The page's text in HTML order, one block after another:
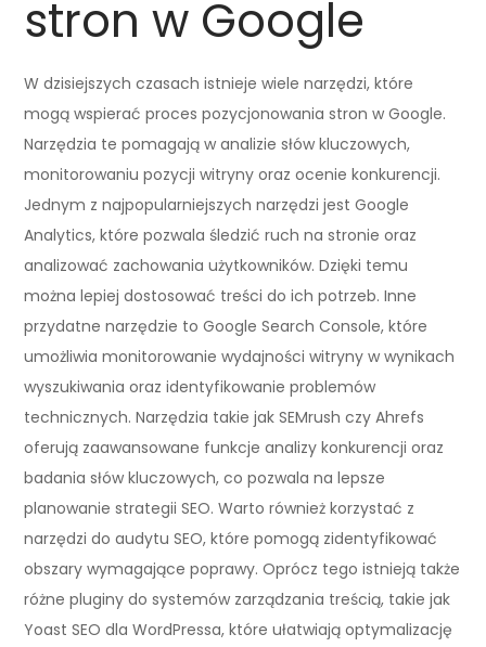
stron w Google
W dzisiejszych czasach istnieje wiele narzędzi, które
mogą wspierać proces pozycjonowania stron w Google.
Narzędzia te pomagają w analizie słów kluczowych,
monitorowaniu pozycji witryny oraz ocenie konkurencji.
Jednym z najpopularniejszych narzędzi jest Google
Analytics, które pozwala śledzić ruch na stronie oraz
analizować zachowania użytkowników. Dzięki temu
można lepiej dostosować treści do ich potrzeb. Inne
przydatne narzędzie to Google Search Console, które
umożliwia monitorowanie wydajności witryny w wynikach
wyszukiwania oraz identyfikowanie problemów
technicznych. Narzędzia takie jak SEMrush czy Ahrefs
oferują zaawansowane funkcje analizy konkurencji oraz
badania słów kluczowych, co pozwala na lepsze
planowanie strategii SEO. Warto również korzystać z
narzędzi do audytu SEO, które pomogą zidentyfikować
obszary wymagające poprawy. Oprócz tego istnieją także
różne pluginy do systemów zarządzania treścią, takie jak
Yoast SEO dla WordPressa, które ułatwiają optymalizację